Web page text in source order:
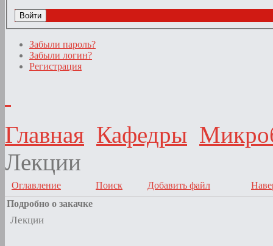
Забыли пароль?
Забыли логин?
Регистрация
Главная Кафедры
Лекции
Оглавление Поиск Добавить файл
Подробно о закачке
Лекции